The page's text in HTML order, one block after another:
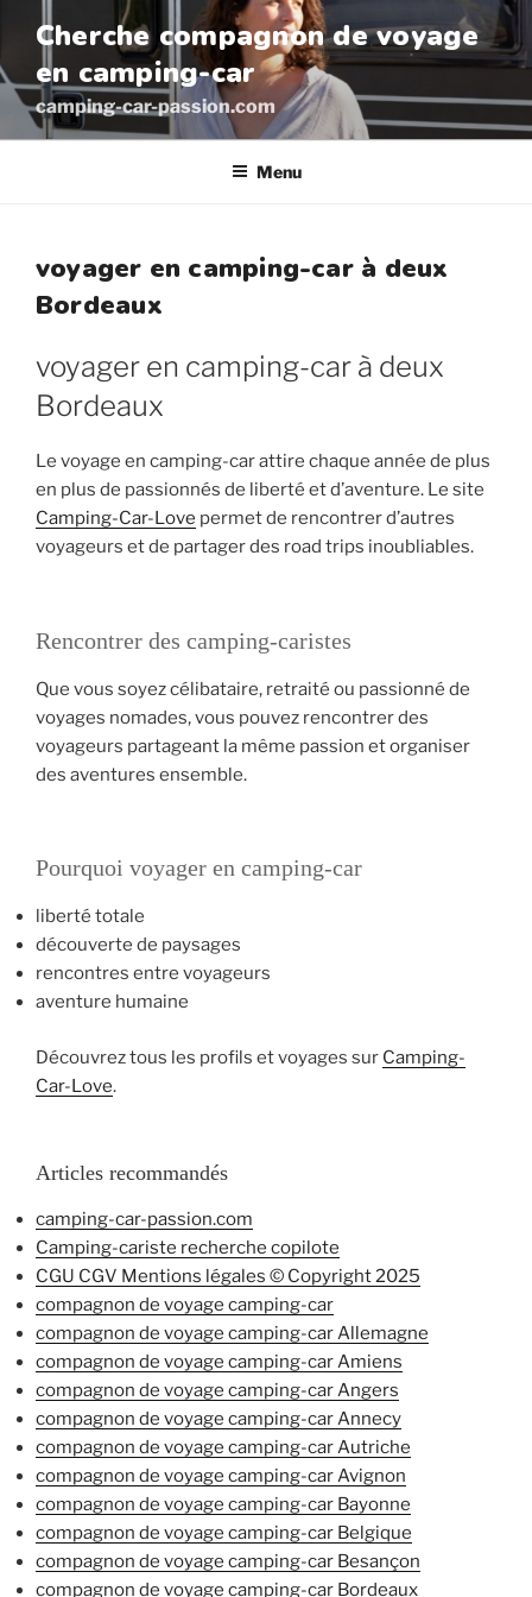
contenu
principal
Cherche compagnon de voyage
en camping-car
camping-car-passion.com
Menu
voyager en camping-car à deux
Bordeaux
voyager en camping-car à deux
Bordeaux
Le voyage en camping-car attire chaque année de plus
en plus de passionnés de liberté et d’aventure. Le site
Camping-Car-Love permet de rencontrer d’autres
voyageurs et de partager des road trips inoubliables.
Rencontrer des camping-caristes
Que vous soyez célibataire, retraité ou passionné de
voyages nomades, vous pouvez rencontrer des
voyageurs partageant la même passion et organiser
des aventures ensemble.
Pourquoi voyager en camping-car
liberté totale
découverte de paysages
rencontres entre voyageurs
aventure humaine
Découvrez tous les profils et voyages sur Camping-
Car-Love.
Articles recommandés
camping-car-passion.com
Camping-cariste recherche copilote
CGU CGV Mentions légales © Copyright 2025
compagnon de voyage camping-car
compagnon de voyage camping-car Allemagne
compagnon de voyage camping-car Amiens
compagnon de voyage camping-car Angers
compagnon de voyage camping-car Annecy
compagnon de voyage camping-car Autriche
compagnon de voyage camping-car Avignon
compagnon de voyage camping-car Bayonne
compagnon de voyage camping-car Belgique
compagnon de voyage camping-car Besançon
compagnon de voyage camping-car Bordeaux